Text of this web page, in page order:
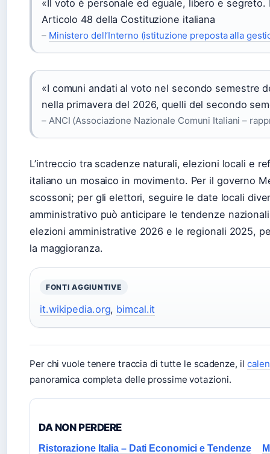
«Il voto è personale ed eguale, libero e
Articolo 48 della Costituzione italiana
– Ministero dell’Interno (istituzione preposta alla
«I comuni andati al voto nel secondo semestre
nella primavera del 2026, quelli del secondo
– ANCI (Associazione Nazionale Comuni Italiani –
L’intreccio tra scadenze naturali, elezioni locali e
italiano un mosaico in movimento. Per il governo
scossoni; per gli elettori, seguire le date locali
amministrativo può anticipare le tendenze
elezioni amministrative 2026 e le regionali 2025,
la maggioranza.
FONTI AGGIUNTIVE
it.wikipedia.org, bimcal.it
Per chi vuole tenere traccia di tutte le scadenze, il
panoramica completa delle prossime votazioni.
DA NON PERDERE
Ristorazione Italia – Dati Economici e Tendenze